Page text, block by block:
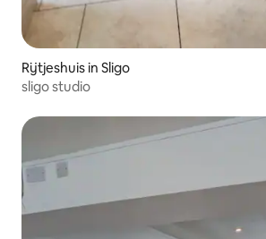
Rijtjeshuis in Sligo
sligo studio